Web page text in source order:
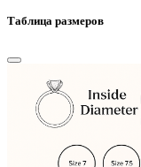
Таблица размеров